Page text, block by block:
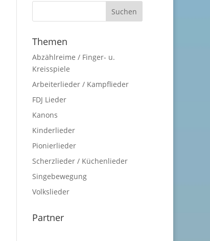
Themen
Abzählreime / Finger- u.
Kreisspiele
Arbeiterlieder / Kampflieder
FDJ Lieder
Kanons
Kinderlieder
Pionierlieder
Scherzlieder / Küchenlieder
Singebewegung
Volkslieder
Partner